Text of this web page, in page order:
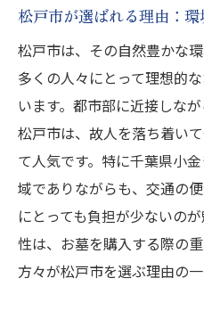
ド
松戸市でのお墓購
初めての方に知っ
松戸市の墓地選び
お墓購入時の重要
松戸市で利用でき
初めてでも安心の
松戸市の自然豊かな
自然に囲まれた松
松戸市が選ばれる理由：
松戸市は、その自然豊かな
多くの人々にとって理想的
います。都市部に近接しな
松戸市は、故人を落ち着い
て人気です。特に千葉県小
域でありながらも、交通の
にとっても負担が少ないの
性は、お墓を購入する際の
方々が松戸市を選ぶ理由の一